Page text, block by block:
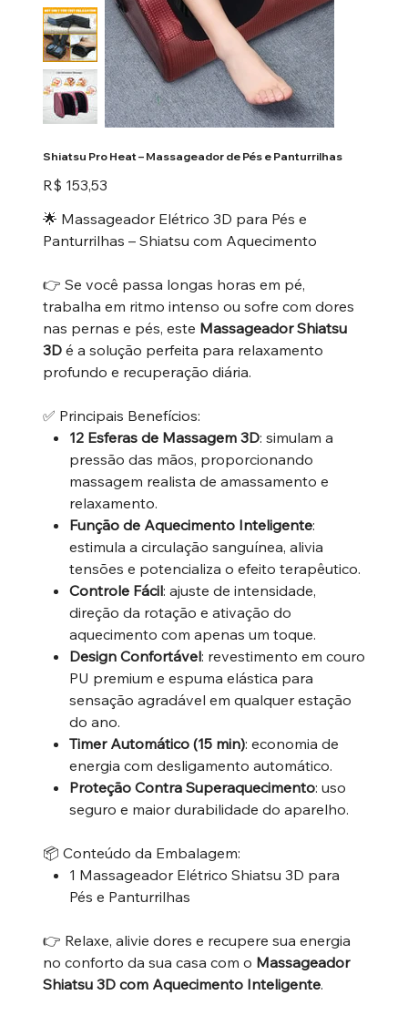
Shiatsu Pro Heat – Massageador de Pés e Panturrilhas
Preço
R$ 153,53
🌟 Massageador Elétrico 3D para Pés e
Panturrilhas – Shiatsu com Aquecimento
👉 Se você passa longas horas em pé,
trabalha em ritmo intenso ou sofre com dores
nas pernas e pés, este Massageador Shiatsu
3D é a solução perfeita para relaxamento
profundo e recuperação diária.
✅ Principais Benefícios:
12 Esferas de Massagem 3D: simulam a
pressão das mãos, proporcionando
massagem realista de amassamento e
relaxamento.
Função de Aquecimento Inteligente:
estimula a circulação sanguínea, alivia
tensões e potencializa o efeito terapêutico.
Controle Fácil: ajuste de intensidade,
direção da rotação e ativação do
aquecimento com apenas um toque.
Design Confortável: revestimento em couro
PU premium e espuma elástica para
sensação agradável em qualquer estação
do ano.
Timer Automático (15 min): economia de
energia com desligamento automático.
Proteção Contra Superaquecimento: uso
seguro e maior durabilidade do aparelho.
📦 Conteúdo da Embalagem:
1 Massageador Elétrico Shiatsu 3D para
Pés e Panturrilhas
👉 Relaxe, alivie dores e recupere sua energia
no conforto da sua casa com o Massageador
Shiatsu 3D com Aquecimento Inteligente.